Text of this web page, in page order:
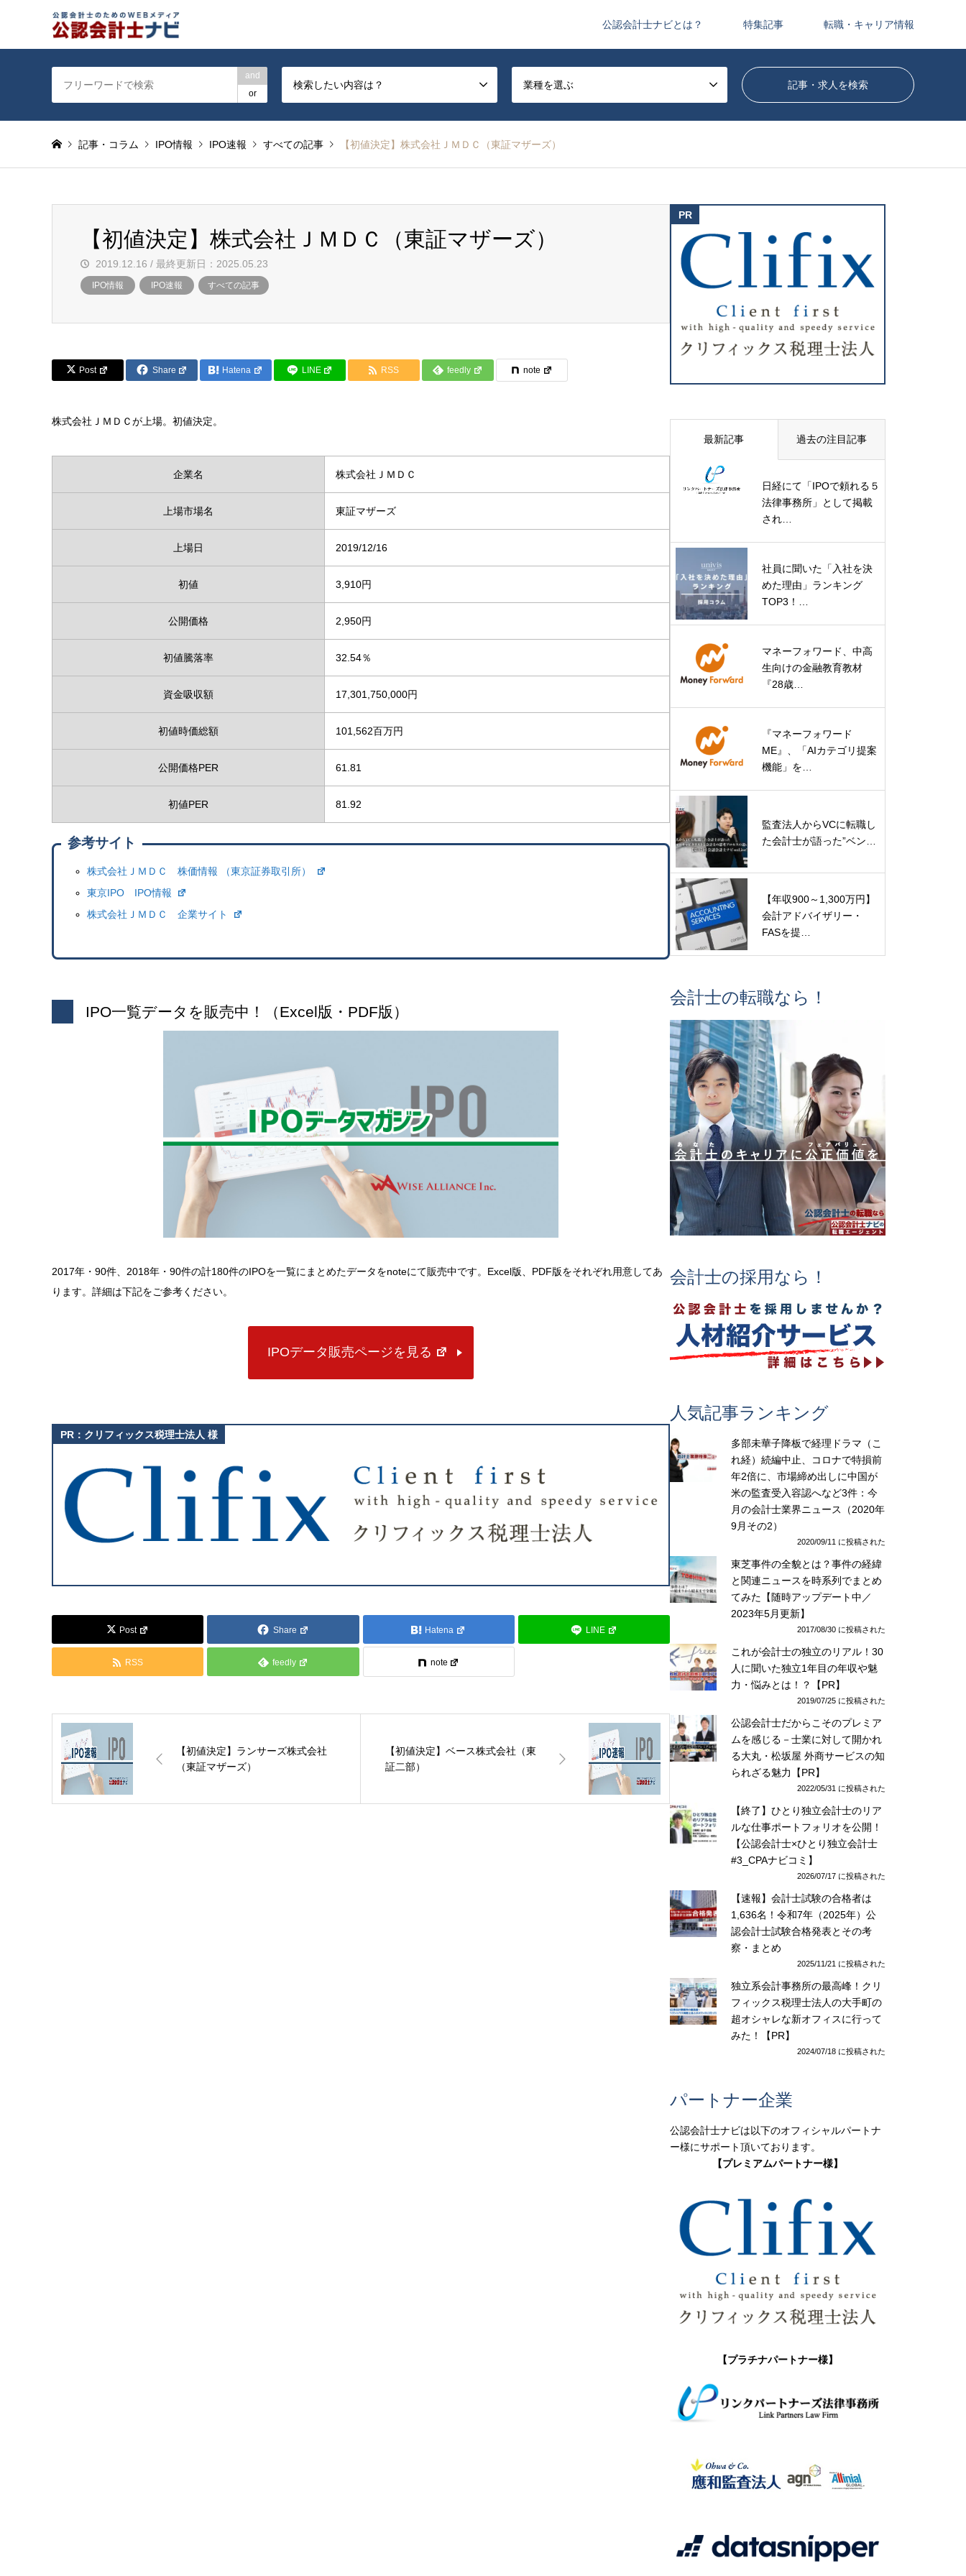
公認会計士ナビとは？ 特集記事 転職・キャリア情報
and
or
検索したい内容は？ 業種を選ぶ
記事・コラム IPO情報 IPO速報 すべての記事 【初値決定】株式会社ＪＭＤＣ（東証マザーズ）
【初値決定】株式会社ＪＭＤＣ（東証マザーズ）
2019.12.16 / 最終更新日：2025.05.23
IPO情報 IPO速報 すべての記事
Post Share Hatena LINE RSS feedly note
株式会社ＪＭＤＣが上場。初値決定。
企業名 株式会社ＪＭＤＣ
上場市場名 東証マザーズ
上場日 2019/12/16
初値 3,910円
公開価格 2,950円
初値騰落率 32.54％
資金吸収額 17,301,750,000円
初値時価総額 101,562百万円
公開価格PER 61.81
初値PER 81.92
参考サイト
株式会社ＪＭＤＣ 株価情報 （東京証券取引所）
東京IPO IPO情報
株式会社ＪＭＤＣ 企業サイト
IPO一覧データを販売中！（Excel版・PDF版）
2017年・90件、2018年・90件の計180件のIPOを一覧にまとめたデータをnoteにて販売中です。Excel版、PDF版をそれぞれ用意してあ
ります。詳細は下記をご参考ください。
IPOデータ販売ページを見る
Post Share Hatena LINE
RSS feedly note
【初値決定】ランサーズ株式会社
（東証マザーズ）
【初値決定】ベース株式会社（東
証二部）
最新記事 過去の注目記事
日経にて「IPOで頼れる５
法律事務所」として掲載
され…
社員に聞いた「入社を決
めた理由」ランキング
TOP3！…
マネーフォワード、中高
生向けの金融教育教材
『28歳…
『マネーフォワード
ME』、「AIカテゴリ提案
機能」を…
監査法人からVCに転職し
た会計士が語った”ベン…
【年収900～1,300万円】
会計アドバイザリー・
FASを提…
会計士の転職なら！
会計士の採用なら！
人気記事ランキング
多部未華子降板で経理ドラマ（こ
れ経）続編中止、コロナで特損前
年2倍に、市場締め出しに中国が
米の監査受入容認へなど3件：今
月の会計士業界ニュース（2020年
9月その2）
2020/09/11 に投稿された
東芝事件の全貌とは？事件の経緯
と関連ニュースを時系列でまとめ
てみた【随時アップデート中／
2023年5月更新】
2017/08/30 に投稿された
これが会計士の独立のリアル！30
人に聞いた独立1年目の年収や魅
力・悩みとは！？【PR】
2019/07/25 に投稿された
公認会計士だからこそのプレミア
ムを感じる－士業に対して開かれ
る大丸・松坂屋 外商サービスの知
られざる魅力【PR】
2022/05/31 に投稿された
【終了】ひとり独立会計士のリア
ルな仕事ポートフォリオを公開！
【公認会計士×ひとり独立会計士
#3_CPAナビコミ】
2026/07/17 に投稿された
【速報】会計士試験の合格者は
1,636名！令和7年（2025年）公
認会計士試験合格発表とその考
察・まとめ
2025/11/21 に投稿された
独立系会計事務所の最高峰！クリ
フィックス税理士法人の大手町の
超オシャレな新オフィスに行って
みた！【PR】
2024/07/18 に投稿された
パートナー企業
公認会計士ナビは以下のオフィシャルパートナ
ー様にサポート頂いております。
【プレミアムパートナー様】
【プラチナパートナー様】